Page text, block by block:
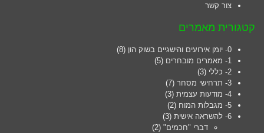
צור קשר
קטגורית מאמרים
0- יומן אירועים והישגיים בשוק הון
(8)
1- מאמרים מובחרים
(5)
2- כללי
(3)
3- תרחישי מסחר
(7)
4- מודעות עצמית
(3)
5- מגבלות המוח
(2)
6- להשראה אישית
(3)
דברי "חכמים" (2)